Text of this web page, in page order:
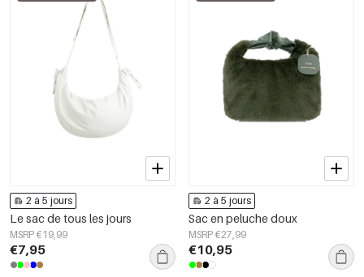
2 à 5 jours
Le sac de tous les jours
MSRP €19,99
€7,95
2 à 5 jours
Sac en peluche doux
MSRP €27,99
€10,95